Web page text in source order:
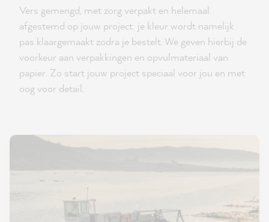
Vers gemengd, met zorg verpakt en helemaal
afgestemd op jouw project: je kleur wordt namelijk
pas klaargemaakt zodra je bestelt. We geven hierbij de
voorkeur aan verpakkingen en opvulmateriaal van
papier. Zo start jouw project speciaal voor jou en met
oog voor detail.